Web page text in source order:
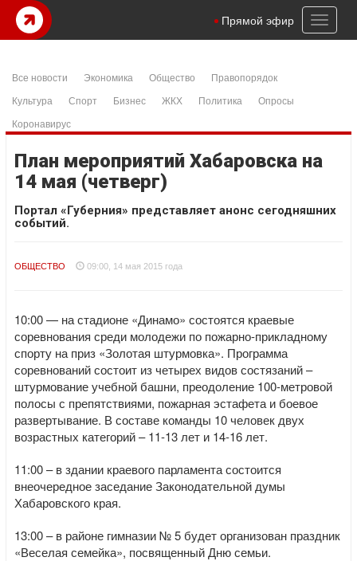
Toggle
Прямой эфир
Все новости Экономика Общество
Правопорядок
Культура
Спорт Бизнес ЖКХ Политика
Опросы
Коронавирус
План мероприятий Хабаровска на
14 мая (четверг)
Портал «Губерния» представляет анонс сегодняшних
событий.
ОБЩЕСТВО 09:00, 14 мая 2015 года
10:00 — на стадионе «Динамо» состоятся краевые
соревнования среди молодежи по пожарно-прикладному
спорту на приз «Золотая штурмовка». Программа
соревнований состоит из четырех видов состязаний –
штурмование учебной башни, преодоление 100-метровой
полосы с препятствиями, пожарная эстафета и боевое
развертывание. В составе команды 10 человек двух
возрастных категорий – 11-13 лет и 14-16 лет.
11:00 – в здании краевого парламента состоится
внеочередное заседание Законодательной думы
Хабаровского края.
13:00 – в районе гимназии № 5 будет организован праздник
«Веселая семейка», посвященный Дню семьи.